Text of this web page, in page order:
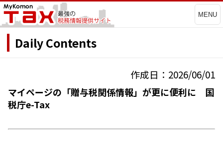
MENU
Daily Contents
作成日：2026/06/01
マイページの「贈与税関係情報」が更に便利に 国
税庁e-Tax